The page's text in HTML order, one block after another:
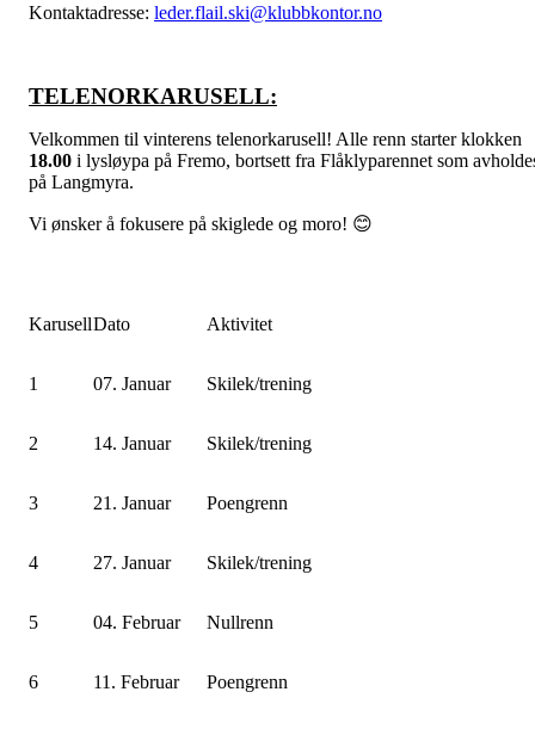
Kontaktadresse: leder.flail.ski@klubbkontor.no
TELENORKARUSELL:
Velkommen til vinterens telenorkarusell! Alle renn starter klokken
18.00 i lysløypa på Fremo, bortsett fra Flåklyparennet som
på Langmyra.
Vi ønsker å fokusere på skiglede og moro! 😊
KarusellDato Aktivitet
1 07. Januar Skilek/trening
2 14. Januar Skilek/trening
3 21. Januar Poengrenn
4 27. Januar Skilek/trening
5 04. Februar Nullrenn
6 11. Februar Poengrenn